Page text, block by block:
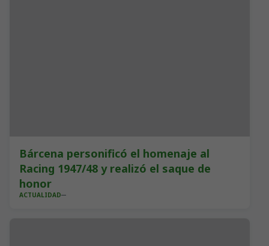
Bárcena personificó el homenaje al
Racing 1947/48 y realizó el saque de
honor
ACTUALIDAD